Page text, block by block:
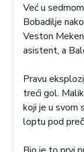
Već u
Bobadilje
Veston
asistent, a
Pravu
treći gol.
koji je u svom
loptu pod